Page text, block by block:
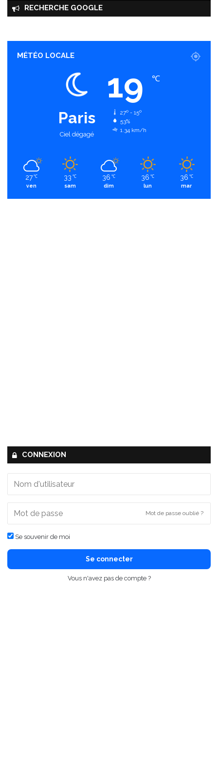
RECHERCHE GOOGLE
MÉTÉO LOCALE
Paris
Ciel dégagé
19 ℃
27º - 15º
53%
1.34 km/h
27 ℃
ven
33 ℃
sam
36 ℃
dim
36 ℃
lun
36 ℃
mar
CONNEXION
Mot de passe oublié ?
Se souvenir de moi
Se connecter
Vous n'avez pas de compte ?